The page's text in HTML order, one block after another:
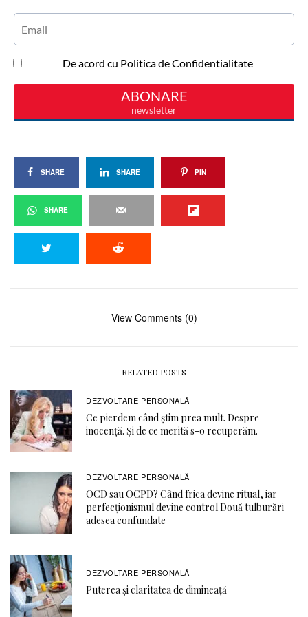
SHARE SHARE PIN
SHARE
View Comments (0)
RELATED POSTS
DEZVOLTARE PERSONALĂ
Ce pierdem când știm prea mult. Despre
inocență. Și de ce merită s-o recuperăm.
DEZVOLTARE PERSONALĂ
OCD sau OCPD? Când frica devine ritual, iar
perfecționismul devine control Două tulburări
adesea confundate
DEZVOLTARE PERSONALĂ
Puterea și claritatea de dimineață